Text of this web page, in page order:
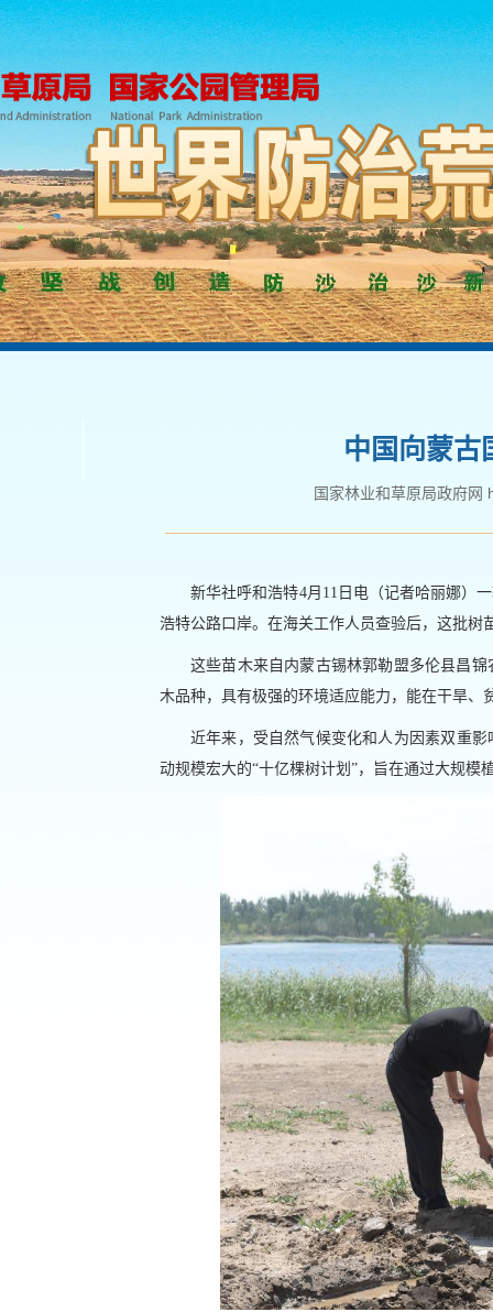
中国向蒙古
国家林业和草原局政府网
新华社呼和浩特4月11日电（记者哈丽娜）
浩特公路口岸。在海关工作人员查验后，这批树
这些苗木来自内蒙古锡林郭勒盟多伦县昌
木品种，具有极强的环境适应能力，能在干旱
近年来，受自然气候变化和人为因素双重
动规模宏大的“十亿棵树计划”，旨在通过大规模